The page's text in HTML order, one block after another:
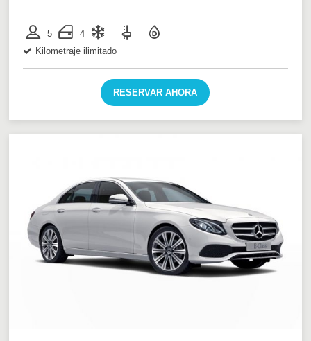
5
4
Kilometraje ilimitado
RESERVAR AHORA